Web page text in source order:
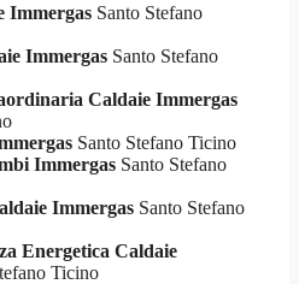
Immergas Santo Stefano
Immergas Santo Stefano
Caldaie Immergas
Santo Stefano Ticino
Immergas Santo Stefano
Immergas Santo Stefano
Energetica Caldaie
Ticino